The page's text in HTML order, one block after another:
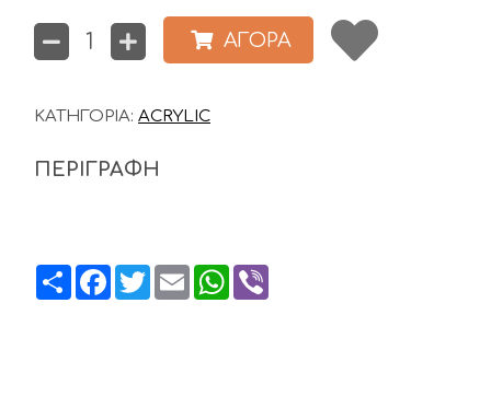
ΑΓΟΡΑ
ΚΑΤΗΓΟΡΙΑ: ACRYLIC
ΠΕΡΙΓΡΑΦΗ
ShareFacebook
TwitterEmailWhatsApp